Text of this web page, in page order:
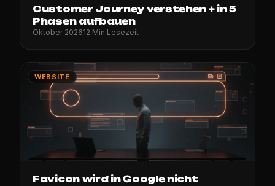
Customer Journey verstehen + in 5
Phasen aufbauen
Oktober 202612 Min Lesezeit
WEBSITE
Favicon wird in Google nicht